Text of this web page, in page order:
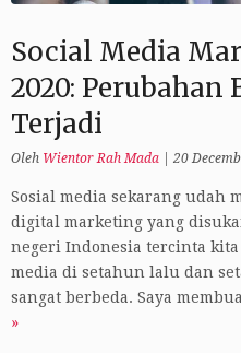
Social Media
2020: Perubahan
Terjadi
Oleh Wientor Rah Mada 20
Sosial media sekarang udah
digital marketing yang
negeri Indonesia tercinta
media di setahun lalu dan
sangat berbeda. Saya
»